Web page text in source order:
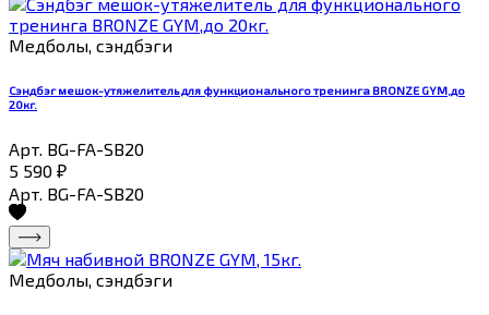
Медболы, сэндбэги
Сэндбэг мешок-утяжелитель для функционального тренинга BRONZE GYM,до
20кг.
Арт. BG-FA-SB20
5 590 ₽
Арт. BG-FA-SB20
Медболы, сэндбэги